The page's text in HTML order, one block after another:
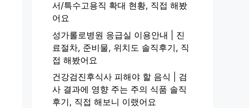
서/특수고용직 확대 현황, 직접 해봤
어요
성가롤로병원 응급실 이용안내 | 진
료절차, 준비물, 위치도 솔직후기, 직
접 해봤어요
건강검진후식사 피해야 할 음식 | 검
사 결과에 영향 주는 주의 식품 솔직
후기, 직접 해보니 이랬어요